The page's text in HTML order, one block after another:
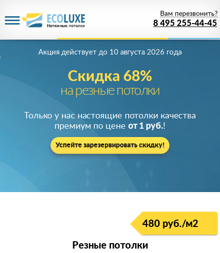
8 495 255-44-45
Вам перезвонить?
Скидка 68%
на резные потолки
Акция действует до 10 августа 2026 года
Только у нас настоящие потолки качества
премиум по цене от 1 руб.!
Успейте зарезервировать скидку!
480 руб./м2
Резные потолки